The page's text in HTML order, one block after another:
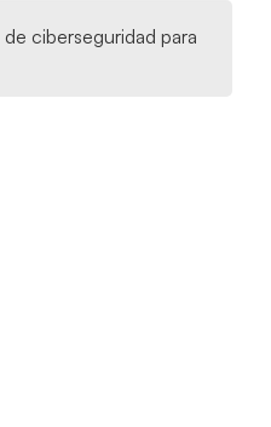
ciberseguridad para